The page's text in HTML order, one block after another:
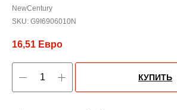
NewCentury
SKU: G9I6906010N
16,51 Евро
КУПИТЬ